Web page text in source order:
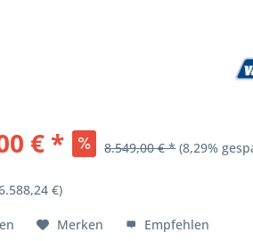
€ * 8.549,00 € * (8,29%
€)
Merken Empfehlen